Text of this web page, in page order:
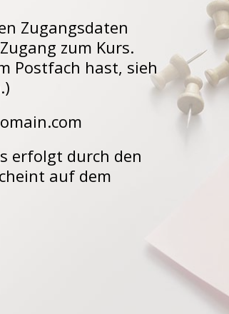
Zugangsdaten
zum Kurs.
Postfach hast, sieh
erfolgt durch den
auf dem